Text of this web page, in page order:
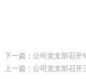
下一篇：公司党支部召开
上一篇：公司党支部召开